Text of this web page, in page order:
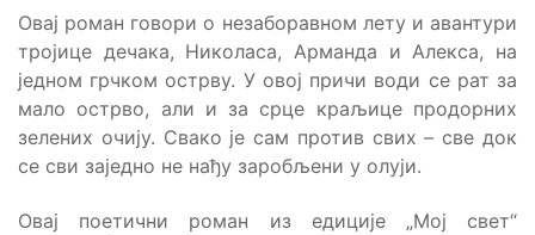
Oвај роман говори о незаборавном лету и авантури
тројице дечака, Николаса, Арманда и Алекса, на
једном грчком острву. У овој причи води се рат за
мало острво, али и за срце краљице продорних
зелених очију. Свако је сам против свих – све док
се сви заједно не нађу заробљени у олуји.
Овај поетични роман из едиције „Мој свет“